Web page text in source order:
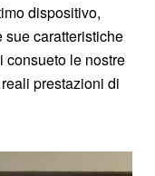
dispositivo,
sue caratteristiche
consueto le nostre
prestazioni di